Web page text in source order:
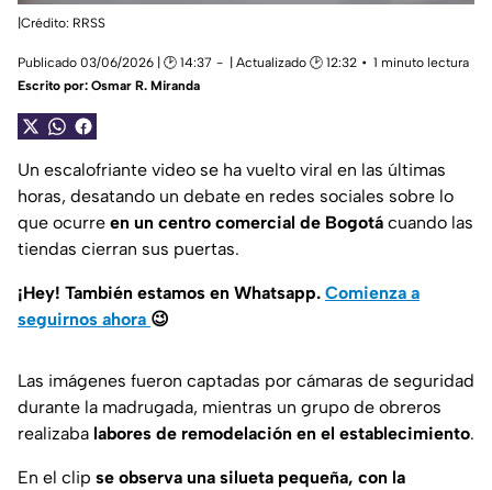
|Crédito: RRSS
Publicado 03/06/2026 | 🕑 14:37 | Actualizado 🕑 12:32
1 minuto lectura
Escrito por: Osmar R. Miranda
Un escalofriante video se ha vuelto viral en las últimas
horas, desatando un debate en redes sociales sobre lo
que ocurre en un centro comercial de Bogotá cuando las
tiendas cierran sus puertas.
¡Hey! También estamos en Whatsapp. Comienza a
seguirnos ahora 😉
Las imágenes fueron captadas por cámaras de seguridad
durante la madrugada, mientras un grupo de obreros
realizaba labores de remodelación en el establecimiento.
En el clip se observa una silueta pequeña, con la